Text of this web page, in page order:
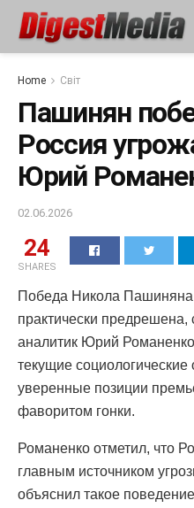
Home Світ
Пашинян
Россия
Юрий
02.06.2026
24
SHARES
Победа Никола
практически предрешена,
аналитик Юрий
текущие
уверенные позиции
фаворитом гонки.
Романенко отметил, что
главным источником
объяснил такое